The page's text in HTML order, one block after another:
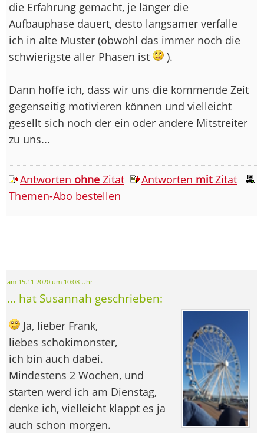
die Erfahrung gemacht, je länger die
Aufbauphase dauert, desto langsamer verfalle
ich in alte Muster (obwohl das immer noch die
schwierigste aller Phasen ist
).
Dann hoffe ich, dass wir uns die kommende Zeit
gegenseitig motivieren können und vielleicht
gesellt sich noch der ein oder andere Mitstreiter
zu uns...
Antworten ohne Zitat Antworten mitZitat
Themen-Abo bestellen
am 15.11.2020 um 10:08 Uhr
... hat Susannah geschrieben:
Ja, lieber Frank,
liebes schokimonster,
ich bin auch dabei.
Mindestens 2 Wochen, und
starten werd ich am Dienstag,
denke ich, vielleicht klappt es ja
auch schon morgen.